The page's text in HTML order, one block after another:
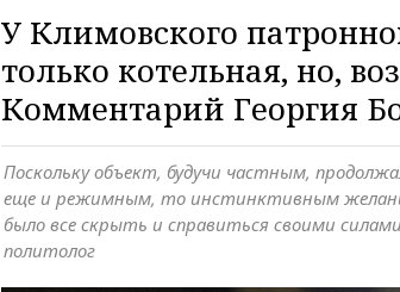
У Климовского
только котельная, но,
Комментарий Георгия
Поскольку объект, будучи частным,
еще и режимным, то инстинктивным
было все скрыть и справиться своими
политолог